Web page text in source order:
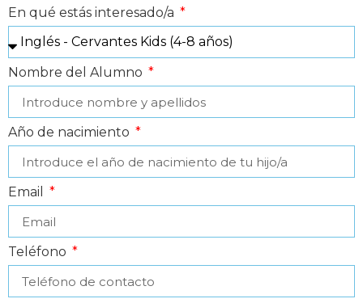
En qué estás interesado/a
Nombre del Alumno
Año de nacimiento
Email
Teléfono